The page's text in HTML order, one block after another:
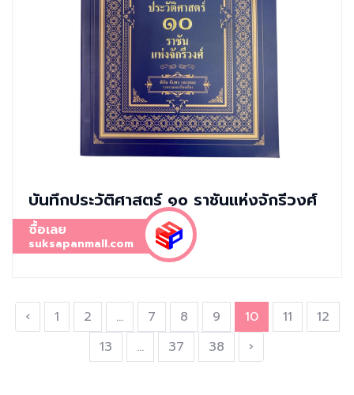
บันทึกประวัติศาสตร์ ๑๐ ราชันแห่งจักรีวงศ์
ซื้อเลย
suksapanmall.com
‹ 1 2 ... 7 8 9 10 11
12
13
... 37 38 ›